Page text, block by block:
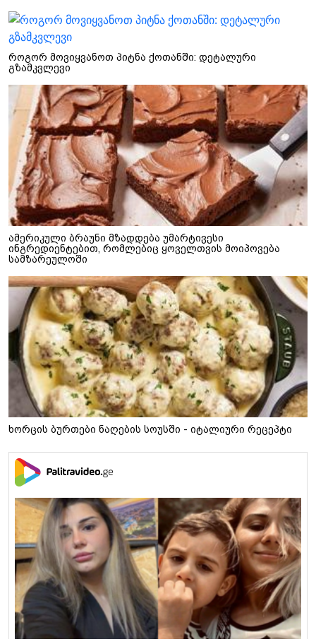
როგორ მოვიყვანოთ პიტნა ქოთანში: დეტალური
გზამკვლევი
ამერიკული ბრაუნი მზადდება უმარტივესი
ინგრედიენტებით, რომლებიც ყოველთვის მოიპოვება
სამზარეულოში
ხორცის ბურთები ნაღების სოუსში - იტალიური რეცეპტი